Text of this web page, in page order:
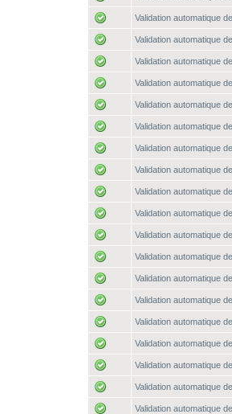
Validation automatique
Validation automatique
Validation automatique
Validation automatique
Validation automatique
Validation automatique
Validation automatique
Validation automatique
Validation automatique
Validation automatique
Validation automatique
Validation automatique
Validation automatique
Validation automatique
Validation automatique
Validation automatique
Validation automatique
Validation automatique
Validation automatique